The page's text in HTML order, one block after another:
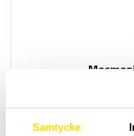
Samtycke
Mecmesin Large